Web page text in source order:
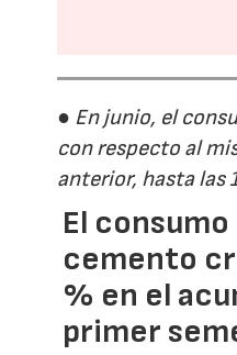
● En junio, el
con respecto al
anterior, hasta las
El consumo
cemento
% en el
primer